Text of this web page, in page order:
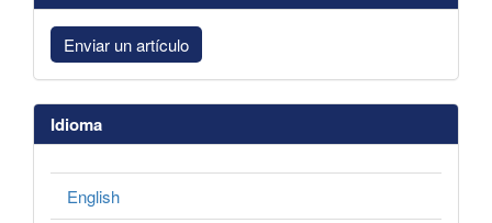
Enviar un artículo
Idioma
English